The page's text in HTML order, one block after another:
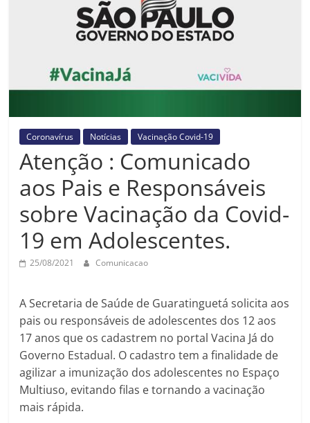
Coronavírus Notícias Vacinação Covid-19
Atenção : Comunicado
aos Pais e Responsáveis
sobre Vacinação da Covid-
19 em Adolescentes.
25/08/2021 Comunicacao
A Secretaria de Saúde de Guaratinguetá solicita aos
pais ou responsáveis de adolescentes dos 12 aos
17 anos que os cadastrem no portal Vacina Já do
Governo Estadual. O cadastro tem a finalidade de
agilizar a imunização dos adolescentes no Espaço
Multiuso, evitando filas e tornando a vacinação
mais rápida.